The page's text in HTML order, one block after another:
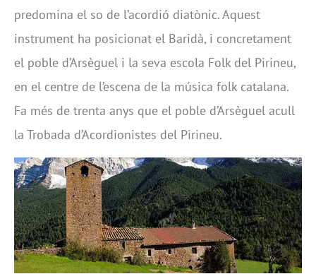
predomina el so de l’acordió diatònic. Aquest
instrument ha posicionat el Baridà, i concretament
el poble d’Arsèguel i la seva escola Folk del Pirineu,
en el centre de l’escena de la música folk catalana.
Fa més de trenta anys que el poble d’Arsèguel acull
la Trobada d’Acordionistes del Pirineu.